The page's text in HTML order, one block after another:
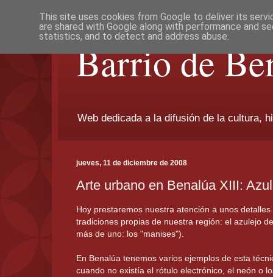
Barrio de
Web dedicada a la difusión de la cultura,
jueves, 11 de diciembre de 2008
Arte urbano en Benalúa XIII:
Hoy prestaremos nuestra atención a unos
tradiciones propias de nuestra región: el azulejo
más de uno: los "manises").
En Benalúa tenemos varios ejemplos de esta
cuando no existía el rótulo electrónico, el neón o
This site uses cookies from Google to deliver its
are shared with Google along with performance and
statistics, and to detect and address abuse.